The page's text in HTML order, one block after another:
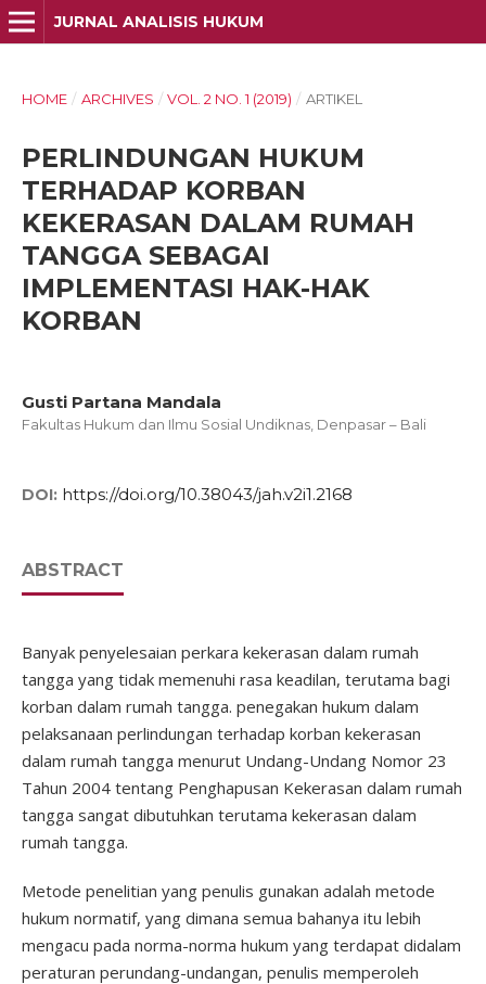
JURNAL ANALISIS HUKUM
HOME / ARCHIVES / VOL. 2 NO. 1 (2019) / ARTIKEL
PERLINDUNGAN HUKUM
TERHADAP KORBAN
KEKERASAN DALAM RUMAH
TANGGA SEBAGAI
IMPLEMENTASI HAK-HAK
KORBAN
Gusti Partana Mandala
Fakultas Hukum dan Ilmu Sosial Undiknas, Denpasar – Bali
DOI: https://doi.org/10.38043/jah.v2i1.2168
ABSTRACT
Banyak penyelesaian perkara kekerasan dalam rumah
tangga yang tidak memenuhi rasa keadilan, terutama bagi
korban dalam rumah tangga. penegakan hukum dalam
pelaksanaan perlindungan terhadap korban kekerasan
dalam rumah tangga menurut Undang-Undang Nomor 23
Tahun 2004 tentang Penghapusan Kekerasan dalam rumah
tangga sangat dibutuhkan terutama kekerasan dalam
rumah tangga.
Metode penelitian yang penulis gunakan adalah metode
hukum normatif, yang dimana semua bahanya itu lebih
mengacu pada norma-norma hukum yang terdapat didalam
peraturan perundang-undangan, penulis memperoleh